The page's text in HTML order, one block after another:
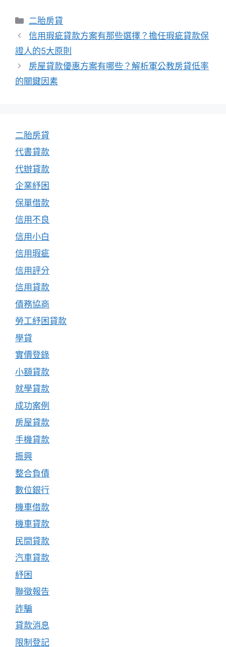
分
類
二胎房貸
信用瑕疵貸款方案有那些選擇？擔任瑕疵貸款保
證人的5大原則
房屋貸款優惠方案有哪些？解析軍公教房貸低率
的關鍵因素
二胎房貸
代書貸款
代辦貸款
企業紓困
保單借款
信用不良
信用小白
信用瑕疵
信用評分
信用貸款
債務協商
勞工紓困貸款
學貸
實價登錄
小額貸款
就學貸款
成功案例
房屋貸款
手機貸款
振興
整合負債
數位銀行
機車借款
機車貸款
民間貸款
汽車貸款
紓困
聯徵報告
詐騙
貸款消息
限制登記